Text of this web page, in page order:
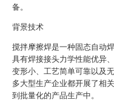
备。
背景技术
搅拌摩擦焊是一种固态自动
具有焊接接头力学性能优异
变形小、工艺简单可靠以及
多大型生产企业都开展了相
到批量化的产品生产中。